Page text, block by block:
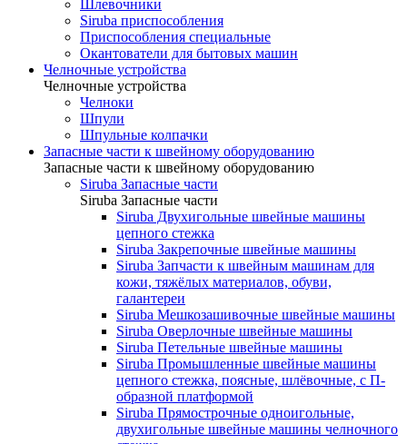
Шлевочники
Siruba приспособления
Приспособления специальные
Окантователи для бытовых машин
Челночные устройства
Челночные устройства
Челноки
Шпули
Шпульные колпачки
Запасные части к швейному оборудованию
Запасные части к швейному оборудованию
Siruba Запасные части
Siruba Запасные части
Siruba Двухигольные швейные машины
цепного стежка
Siruba Закрепочные швейные машины
Siruba Запчасти к швейным машинам для
кожи, тяжёлых материалов, обуви,
галантереи
Siruba Мешкозашивочные швейные машины
Siruba Оверлочные швейные машины
Siruba Петельные швейные машины
Siruba Промышленные швейные машины
цепного стежка, поясные, шлёвочные, с П-
образной платформой
Siruba Прямострочные одноигольные,
двухигольные швейные машины челночного